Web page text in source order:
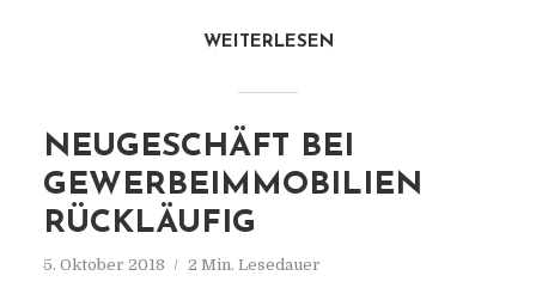
WEITERLESEN
NEUGESCHÄFT BEI
GEWERBEIMMOBILIEN
RÜCKLÄUFIG
5. Oktober 2018 2 Min. Lesedauer